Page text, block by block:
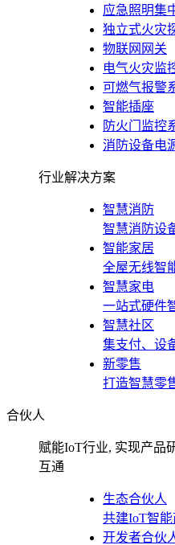
应急照明集
独立式火灾
物联网网关
电气火灾监
可燃气报警
智能插座
防火门监控
消防设备电
行业解决方案
智慧消防
智慧消防设
智能家居
全屋无线智
智慧家电
一站式硬件
智慧社区
集支付、设
新零售
打造智慧零
合伙人
赋能IoT行业, 实现产品
互通
生态合伙人
共建IoT智
开发者合伙